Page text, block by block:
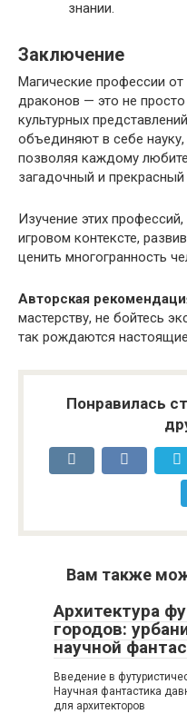
знании.
Заключение
Магические профессии
драконов — это не
культурных
объединяют в себе
позволяя каждому
загадочный и прекрасный
Изучение этих
игровом контексте,
ценить многогранность
Авторская
мастерству, не бойтесь
так рождаются
Понравилась
Вам также
Архитектура
городов:
научной
Введение в
Научная фантастика
для архитекторов